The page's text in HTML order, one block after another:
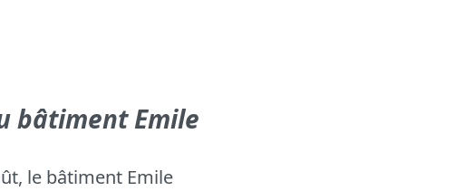
bâtiment Emile
le bâtiment Emile